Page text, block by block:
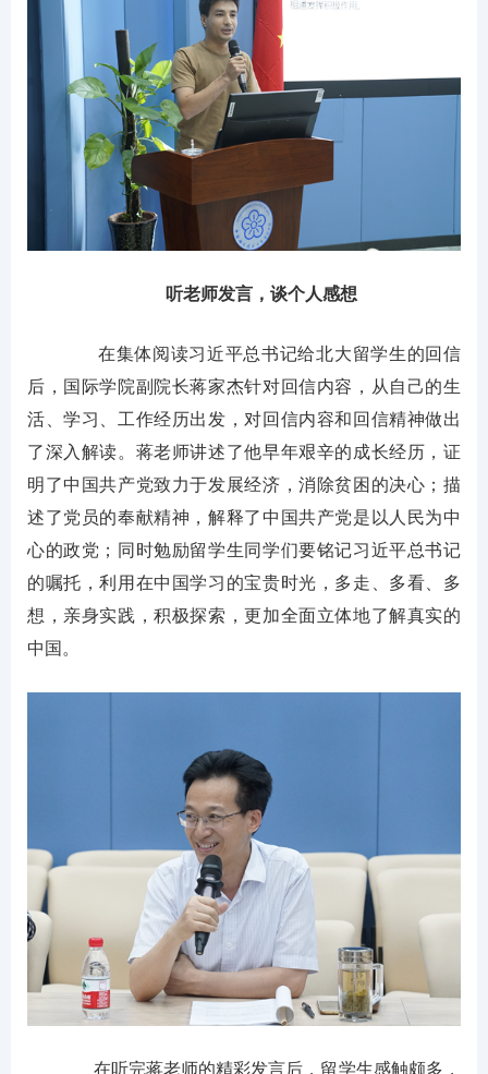
听老师发言，谈个人感想
在集体阅读习近平总书记给北大留学生的回信
后，国际学院副院长蒋家杰针对回信内容，从自己的生
活、学习、工作经历出发，对回信内容和回信精神做出
了深入解读。蒋老师讲述了他早年艰辛的成长经历，证
明了中国共产党致力于发展经济，消除贫困的决心；描
述了党员的奉献精神，解释了中国共产党是以人民为中
心的政党；同时勉励留学生同学们要铭记习近平总书记
的嘱托，利用在中国学习的宝贵时光，多走、多看、多
想，亲身实践，积极探索，更加全面立体地了解真实的
中国。
在听完蒋老师的精彩发言后，留学生感触颇多，